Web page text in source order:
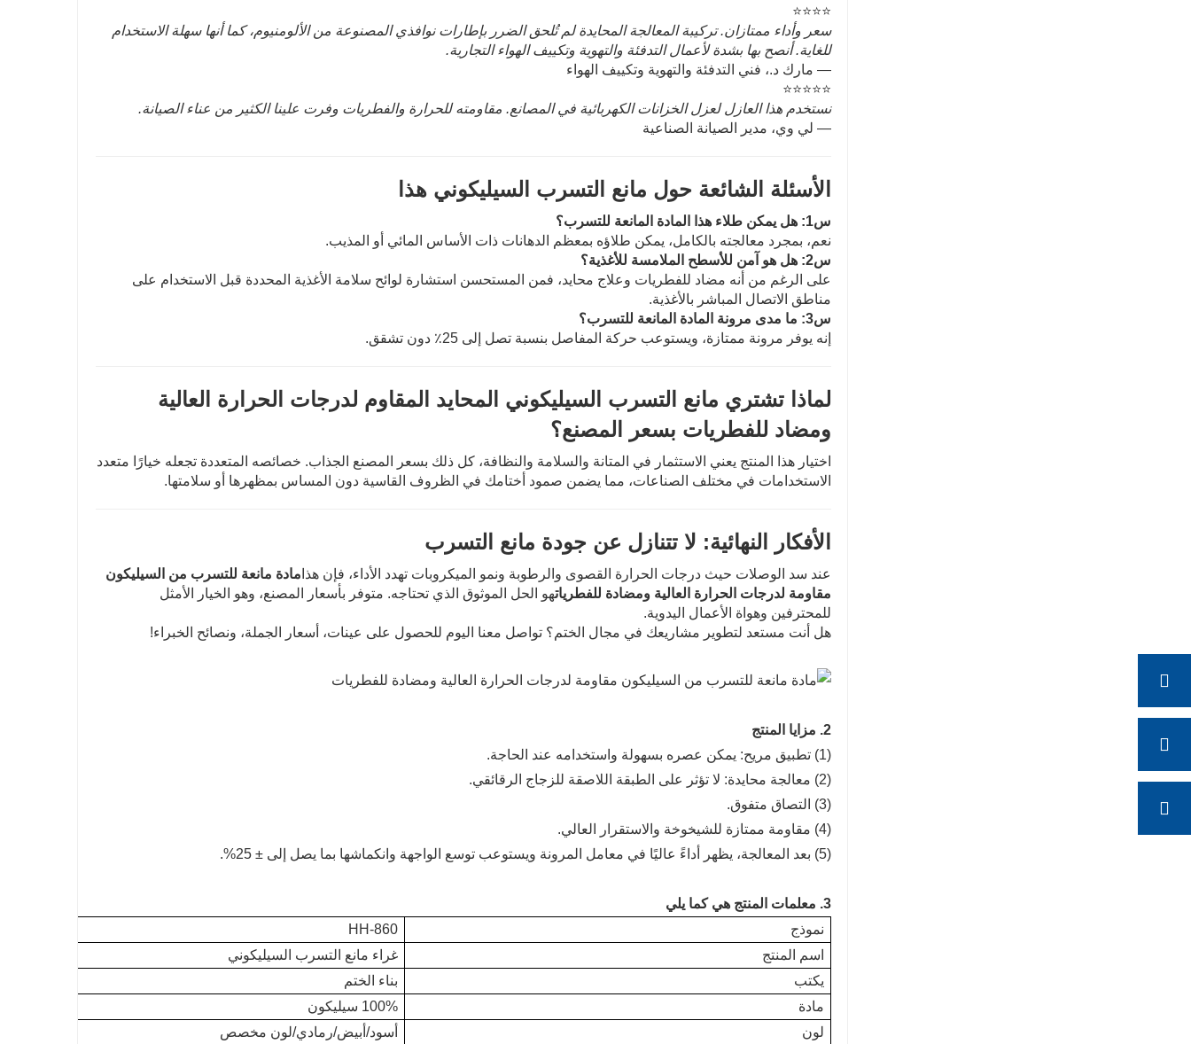
⭐⭐⭐⭐
سعر وأداء ممتازان. تركيبة المعالجة المحايدة لم تُلحق الضرر بإطارات نوافذي المصنوعة من الألومنيوم، كما أنها سهلة الاستخدام
للغاية. أنصح بها بشدة لأعمال التدفئة والتهوية وتكييف الهواء التجارية.
— مارك د.، فني التدفئة والتهوية وتكييف الهواء
⭐⭐⭐⭐⭐
نستخدم هذا العازل لعزل الخزانات الكهربائية في المصانع. مقاومته للحرارة والفطريات وفرت علينا الكثير من عناء الصيانة.
— لي وي، مدير الصيانة الصناعية
الأسئلة الشائعة حول مانع التسرب السيليكوني هذا
س1: هل يمكن طلاء هذا المادة المانعة للتسرب؟
نعم، بمجرد معالجته بالكامل، يمكن طلاؤه بمعظم الدهانات ذات الأساس المائي أو المذيب.
س2: هل هو آمن للأسطح الملامسة للأغذية؟
على الرغم من أنه مضاد للفطريات وعلاج محايد، فمن المستحسن استشارة لوائح سلامة الأغذية المحددة قبل الاستخدام على
مناطق الاتصال المباشر بالأغذية.
س3: ما مدى مرونة المادة المانعة للتسرب؟
إنه يوفر مرونة ممتازة، ويستوعب حركة المفاصل بنسبة تصل إلى 25٪ دون تشقق.
لماذا تشتري مانع التسرب السيليكوني المحايد المقاوم لدرجات الحرارة العالية
ومضاد للفطريات بسعر المصنع؟
اختيار هذا المنتج يعني الاستثمار في المتانة والسلامة والنظافة، كل ذلك بسعر المصنع الجذاب. خصائصه المتعددة تجعله خيارًا متعدد
الاستخدامات في مختلف الصناعات، مما يضمن صمود أختامك في الظروف القاسية دون المساس بمظهرها أو سلامتها.
الأفكار النهائية: لا تتنازل عن جودة مانع التسرب
عند سد الوصلات حيث درجات الحرارة القصوى والرطوبة ونمو الميكروبات تهدد الأداء، فإن هذا مادة مانعة للتسرب من السيليكون
مقاومة لدرجات الحرارة العالية ومضادة للفطرياتهو الحل الموثوق الذي تحتاجه. متوفر بأسعار المصنع، وهو الخيار الأمثل
للمحترفين وهواة الأعمال اليدوية.
هل أنت مستعد لتطوير مشاريعك في مجال الختم؟ تواصل معنا اليوم للحصول على عينات، أسعار الجملة، ونصائح الخبراء!
2. مزايا المنتج
(1) تطبيق مريح: يمكن عصره بسهولة واستخدامه عند الحاجة.
(2) معالجة محايدة: لا تؤثر على الطبقة اللاصقة للزجاج الرقائقي.
(3) التصاق متفوق.
(4) مقاومة ممتازة للشيخوخة والاستقرار العالي.
(5) بعد المعالجة، يظهر أداءً عاليًا في معامل المرونة ويستوعب توسع الواجهة وانكماشها بما يصل إلى ± 25%.
3. معلمات المنتج هي كما يلي
نموذج
HH-860
اسم المنتج
غراء مانع التسرب السيليكوني
يكتب
بناء الختم
مادة
100% سيليكون
لون
أسود/أبيض/رمادي/لون مخصص